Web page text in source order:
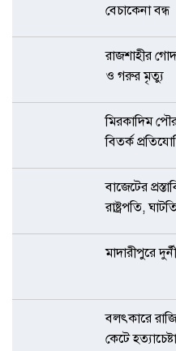
বেচাকেনা বন্ধ
রাজশাহীর
ও গরুর মৃত্যু
মিরকাদিম
বিতর্ক
বাজেটের
রাষ্ট্রপতি,
মাদারীপুরে
বলৎকারে রাজি
কেটে